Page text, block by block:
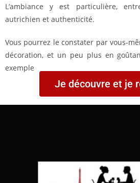
L’ambiance y est particulière,
autrichien et authenticité.
Vous pourrez le constater par vous-
décoration, et un peu plus en
exemple
Je découvre et je